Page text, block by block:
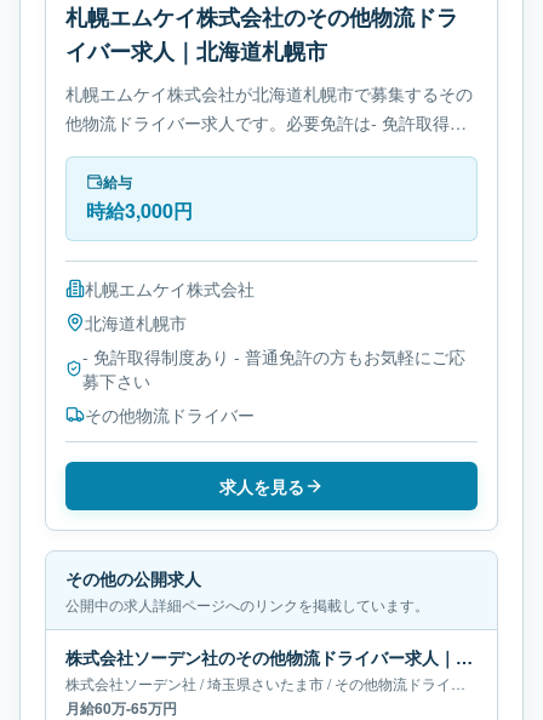
札幌エムケイ株式会社のその他物流ドラ
イバー求人｜北海道札幌市
札幌エムケイ株式会社が北海道札幌市で募集するその
他物流ドライバー求人です。必要免許は- 免許取得制
度ありです。
給与
時給3,000円
札幌エムケイ株式会社
北海道札幌市
- 免許取得制度あり - 普通免許の方もお気軽にご応
募下さい
その他物流ドライバー
求人を見る
その他の公開求人
公開中の求人詳細ページへのリンクを掲載しています。
株式会社ソーデン社のその他物流ドライバー求人｜埼玉県さいたま市｜月給60万-65万円
株式会社ソーデン社 /埼玉県さいたま市/その他物流ドライバー
月給60万-65万円